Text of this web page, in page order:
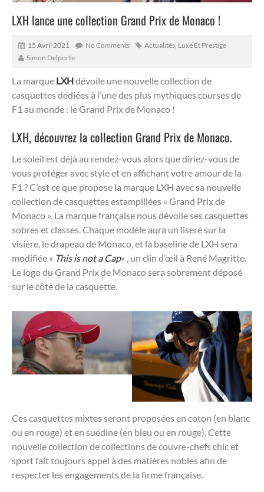
LXH lance une collection Grand Prix de Monaco !
15 Avril 2021 No Comments Actualités Luxe Et Prestige
Simon Delporte
La marque LXHdévoile une nouvelle collection de
casquettes dédiées à l’une des plus mythiques courses de
F1 au monde : le Grand Prix de Monaco !
LXH, découvrez la collection Grand Prix de Monaco.
Le soleil est déjà au rendez-vous alors que diriez-vous de
vous protéger avec style et en affichant votre amour de la
F1 ? C’est ce que propose la marque LXH avec sa nouvelle
collection de casquettes estampillées « Grand Prix de
Monaco ». La marque française nous dévoile ses casquettes
sobres et classes. Chaque modèle aura un liseré sur la
visière, le drapeau de Monaco, et la baseline de LXH sera
modifiée « This is not a Cap« , un clin d’œil à René Magritte.
Le logo du Grand Prix de Monaco sera sobrement déposé
sur le côté de la casquette.
Ces casquettes mixtes seront proposées en coton (en blanc
ou en rouge) et en suédine (en bleu ou en rouge). Cette
nouvelle collection de collections de couvre-chefs chic et
sport fait toujours appel à des matières nobles afin de
respecter les engagements de la firme française.